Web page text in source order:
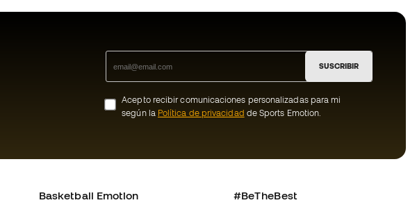
SUSCRIBIR
Acepto recibir comunicaciones personalizadas para mi
según la Política de privacidad de Sports Emotion.
Basketball Emotion #BeTheBest